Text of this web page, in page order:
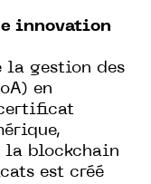
innovation
la gestion des
en
blockchain
est créé